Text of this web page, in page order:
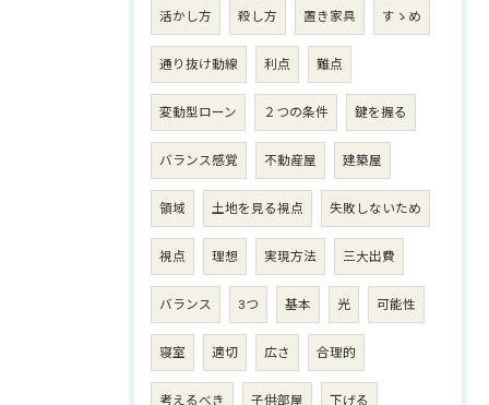
活かし方 殺し方 置き家具 すゝめ
通り抜け動線 利点 難点
変動型ローン ２つの条件 鍵を握る
バランス感覚 不動産屋 建築屋
領域 土地を見る視点 失敗しないため
視点 理想 実現方法 三大出費
バランス 3つ 基本 光 可能性
寝室 適切 広さ 合理的
考えるべき 子供部屋 下げる